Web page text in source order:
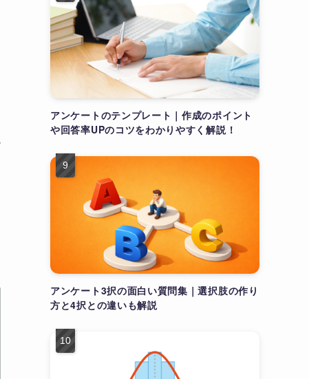
アンケートのテンプレート｜作成のポイント
や回答率UPのコツをわかりやすく解説！
アンケート3択の面白い質問集｜選択肢の作り
方と4択との違いも解説